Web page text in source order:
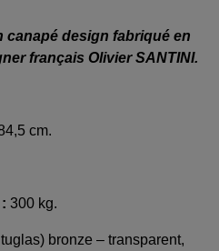
canapé design fabriqué en
français Olivier SANTINI.
cm.
300 kg.
bronze – transparent,